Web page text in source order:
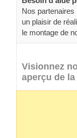
Nos
un plaisir de
le montage de
Visionnez
aperçu de